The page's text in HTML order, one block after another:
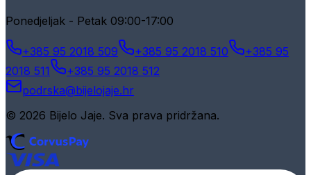
Ponedjeljak - Petak 09:00-17:00
+385 95 2018 509 +385 95 2018 510
+385 95
2018 511
+385 95 2018 512
podrska@bijelojaje.hr
© 2026 Bijelo Jaje. Sva prava pridržana.